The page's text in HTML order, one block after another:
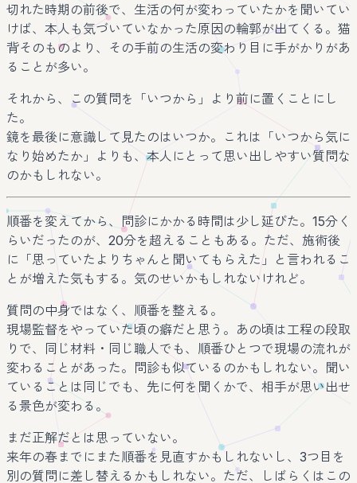
切れた時期の前後で、生活の何が変わっていたかを聞いてい
けば、本人も気づいていなかった原因の輪郭が出てくる。猫
背そのものより、その手前の生活の変わり目に手がかりがあ
ることが多い。
それから、この質問を「いつから」より前に置くことにし
た。
鏡を最後に意識して見たのはいつか。これは「いつから気に
なり始めたか」よりも、本人にとって思い出しやすい質問な
のかもしれない。
順番を変えてから、問診にかかる時間は少し延びた。15分く
らいだったのが、20分を超えることもある。ただ、施術後
に「思っていたよりちゃんと聞いてもらえた」と言われるこ
とが増えた気もする。気のせいかもしれないけれど。
質問の中身ではなく、順番を整える。
現場監督をやっていた頃の癖だと思う。あの頃は工程の段取
りで、同じ材料・同じ職人でも、順番ひとつで現場の流れが
変わることがあった。問診も似ているのかもしれない。聞い
ていることは同じでも、先に何を聞くかで、相手が思い出せ
る景色が変わる。
まだ正解だとは思っていない。
来年の春までにまた順番を見直すかもしれないし、3つ目を
別の質問に差し替えるかもしれない。ただ、しばらくはこの